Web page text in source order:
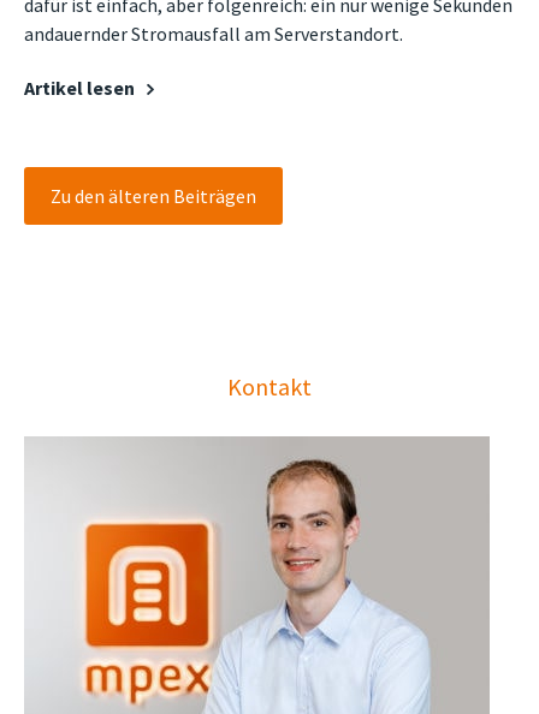
andauernder Stromausfall am Serverstandort.
Artikel lesen
Zu den älteren Beiträgen
Kontakt